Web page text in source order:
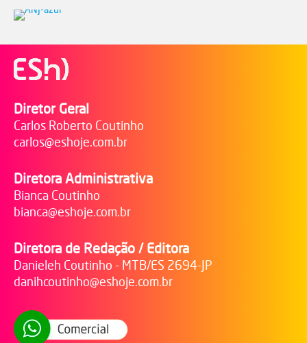
Diretor Geral
Carlos Roberto Coutinho
carlos@eshoje.com.br
Diretora Administrativa
Bianca Coutinho
bianca@eshoje.com.br
Diretora de Redação / Editora
Danieleh Coutinho - MTB/ES 2694-JP
danihcoutinho@eshoje.com.br